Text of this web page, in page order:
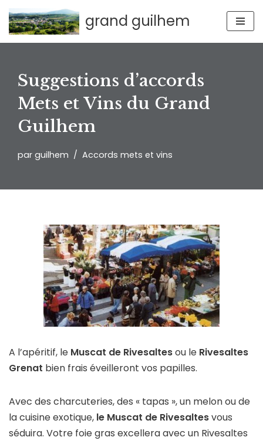
Aller
grand guilhem
Suggestions d’accords
Mets et Vins du Grand
Guilhem
par guilhem Accords mets et vins
A l’apéritif, le Muscat de Rivesaltesou le Rivesaltes
Grenat bien frais éveilleront vos papilles.
Avec des charcuteries, des « tapas », un melon ou de
la cuisine exotique, le Muscat de Rivesaltesvous
séduira. Votre foie gras excellera avec un Rivesaltes